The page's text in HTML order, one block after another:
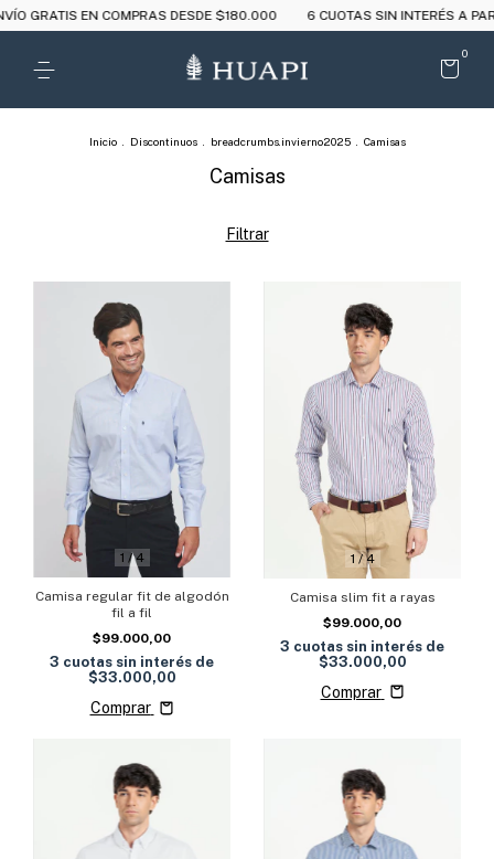
EN COMPRAS DESDE $180.000 6 CUOTAS SIN INTERÉS A PARTIR DE
0
Inicio Discontinuos breadcrumbs.invierno2025 Camisas
Camisas
Filtrar
1 /4
Camisa regular fit de algodón
fil a fil
$99.000,00
3 cuotas sin interés de
$33.000,00
Comprar
1 /4
Camisa slim fit a rayas
$99.000,00
3 cuotas sin interés de
$33.000,00
Comprar